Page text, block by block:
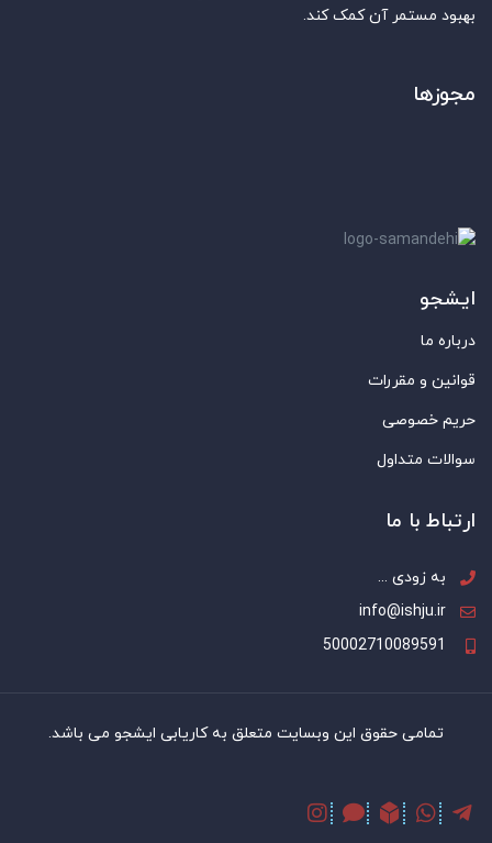
بهبود مستمر آن کمک کند.
مجوزها
ایشجو
درباره ما
قوانین و مقررات
حریم خصوصی
سوالات متداول
ارتباط با ما
به زودی ...
info@ishju.ir
50002710089591
تمامی حقوق این وبسایت متعلق به کاریابی ایشجو می باشد.